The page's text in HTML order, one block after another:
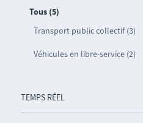
Tous (5)
Transport public collectif (3)
Véhicules en libre-service (2)
TEMPS RÉEL